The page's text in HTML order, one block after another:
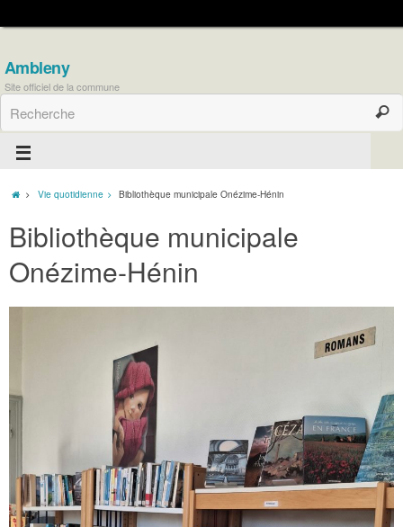
Ambleny
Site officiel de la commune
Vie quotidienne Bibliothèque municipale Onézime-Hénin
Bibliothèque municipale
Onézime-Hénin